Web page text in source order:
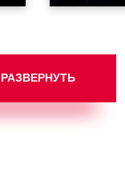
РАЗВЕРНУТЬ